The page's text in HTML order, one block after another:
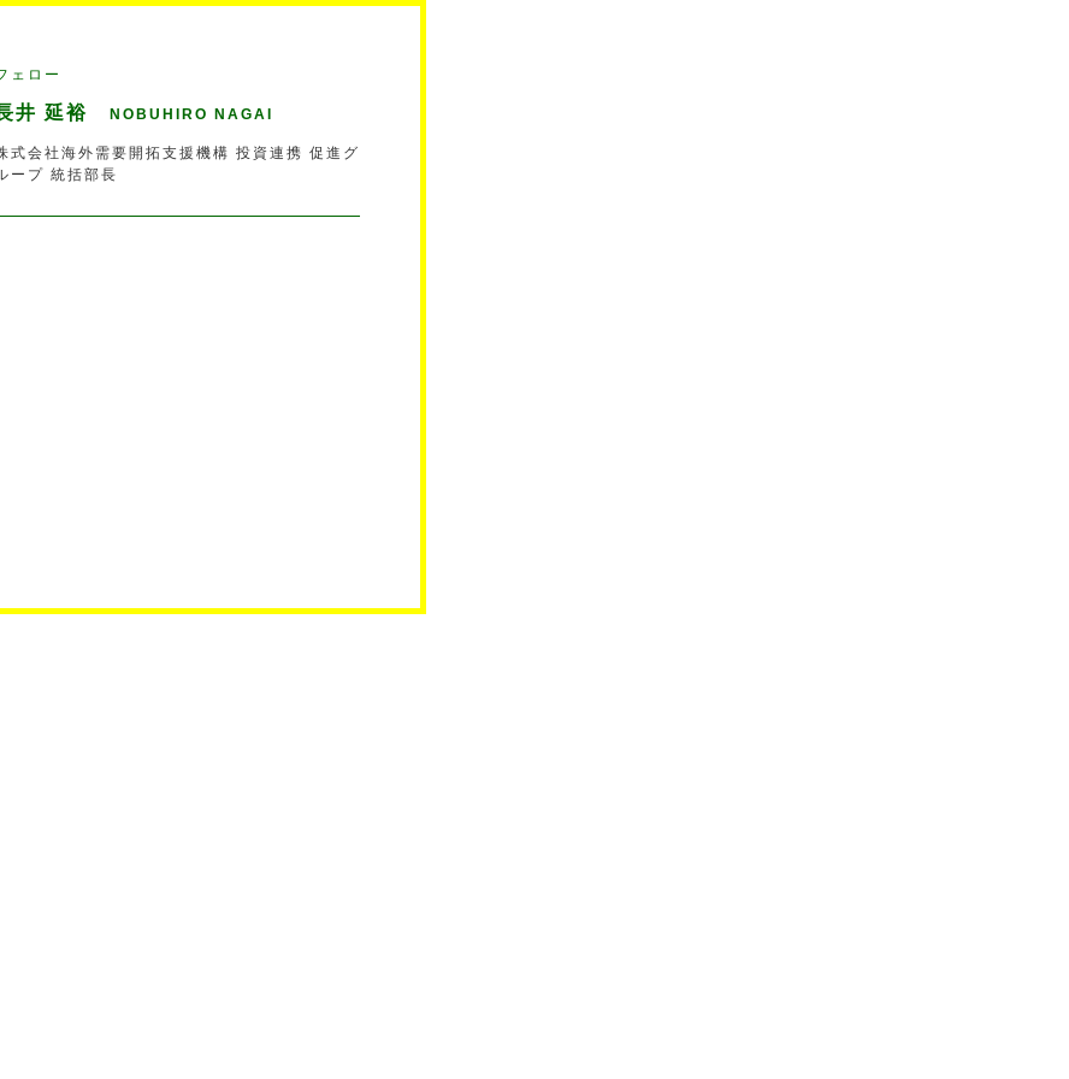
ェロー
井 延裕 NOBUHIRO NAGAI
式会社海外需要開拓支援機構 投資連携 促進グ
ープ 統括部長